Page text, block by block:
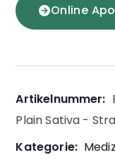
Online
Artikelnummer:
Plain Sativa -
Kategorie: